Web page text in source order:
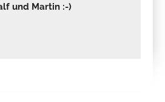
und Martin :-)